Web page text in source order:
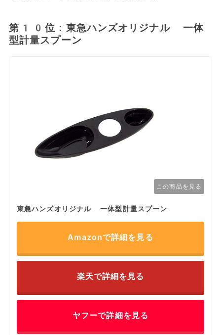
第10位：東急ハンズオリジナル 一体
型計量スプーン
この商品を見る
東急ハンズオリジナル 一体型計量スプーン
Amazonで詳細を見る
楽天で詳細を見る
ヤフーで詳細を見る